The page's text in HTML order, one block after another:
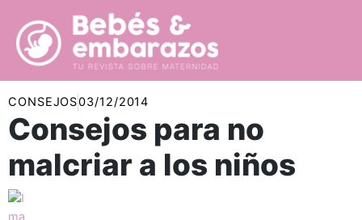
contenido
CONSEJOS03/12/2014
Consejos para no
malcriar a los niños